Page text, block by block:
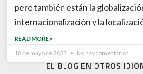
EL BLOG EN OTROS
pero también están la
internacionalización y la
READ MORE »
18 de mayo de 2023
No hay comentarios